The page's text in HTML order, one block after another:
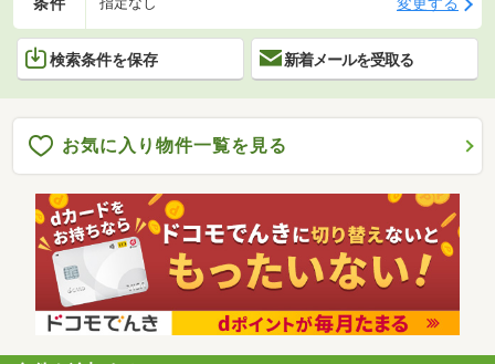
検索条件を保存 新着メールを受取る
お気に入り物件一覧を見る